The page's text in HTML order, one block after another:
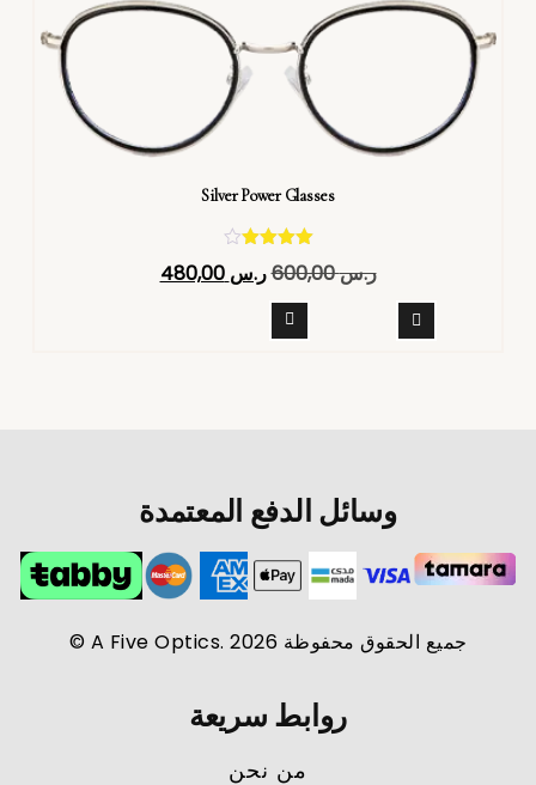
Silver Power Glasses
تم التقييم
4.40
ر.س600,00 ر.س 480,00
وسائل الدفع المعتمدة
جميع الحقوق محفوظة A Five Optics. 2026 ©
روابط سريعة
من نحن